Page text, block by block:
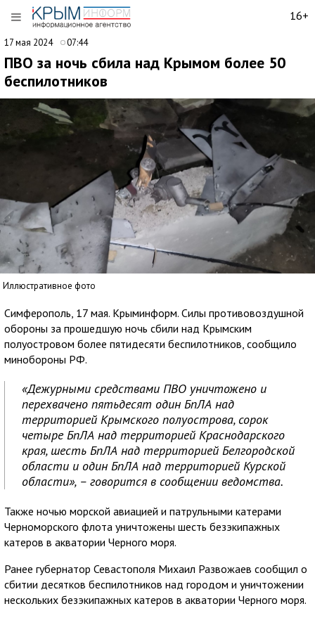
16+
17 мая 2024 07:44
ПВО за ночь сбила над Крымом более 50
беспилотников
Иллюстративное фото
Симферополь, 17 мая. Крыминформ. Силы противовоздушной
обороны за прошедшую ночь сбили над Крымским
полуостровом более пятидесяти беспилотников, сообщило
минобороны РФ.
«Дежурными средствами ПВО уничтожено и
перехвачено пятьдесят один БпЛА над
территорией Крымского полуострова, сорок
четыре БпЛА над территорией Краснодарского
края, шесть БпЛА над территорией Белгородской
области и один БпЛА над территорией Курской
области», – говорится в сообщении ведомства.
Также ночью морской авиацией и патрульными катерами
Черноморского флота уничтожены шесть безэкипажных
катеров в акватории Черного моря.
Ранее губернатор Севастополя Михаил Развожаев сообщил о
сбитии десятков беспилотников над городом и уничтожении
нескольких безэкипажных катеров в акватории Черного моря.